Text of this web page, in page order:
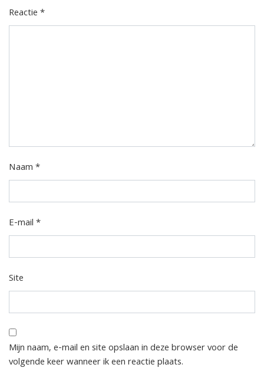
Reactie*
Naam*
E-mail*
Site
Mijn naam, e-mail en site opslaan in deze browser voor de
volgende keer wanneer ik een reactie plaats.